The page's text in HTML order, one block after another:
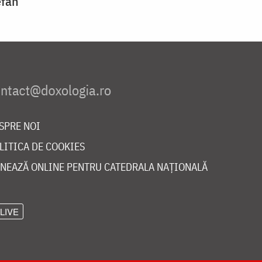
NOI
DE COOKIES
ONLINE PENTRU CATEDRALA NAȚIONALĂ
LIVE